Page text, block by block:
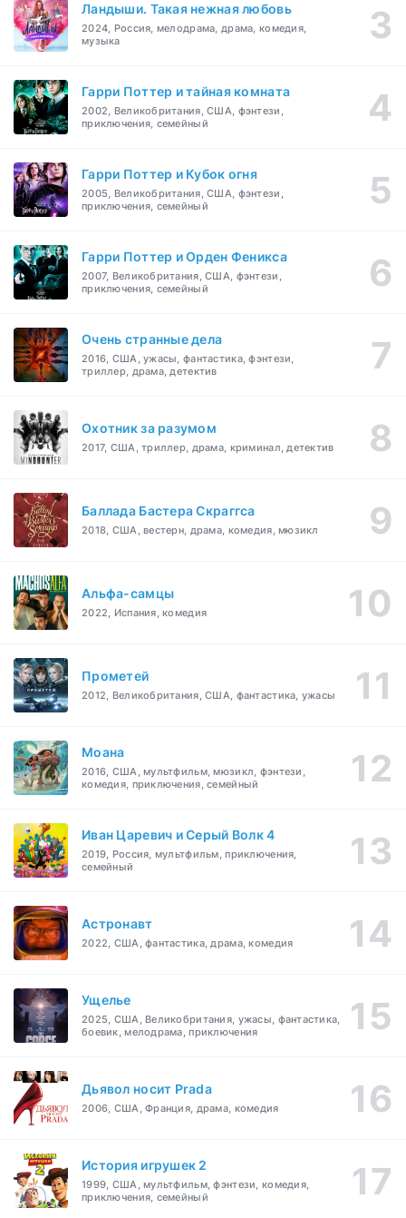
Ландыши. Такая нежная любовь
2024, Россия, мелодрама, драма, комедия,
музыка
Гарри Поттер и тайная комната
2002, Великобритания, США, фэнтези,
приключения, семейный
Гарри Поттер и Кубок огня
2005, Великобритания, США, фэнтези,
приключения, семейный
Гарри Поттер и Орден Феникса
2007, Великобритания, США, фэнтези,
приключения, семейный
Очень странные дела
2016, США, ужасы, фантастика, фэнтези,
триллер, драма, детектив
Охотник за разумом
2017, США, триллер, драма, криминал, детектив
Баллада Бастера Скраггса
2018, США, вестерн, драма, комедия, мюзикл
Альфа-самцы
2022, Испания, комедия
Прометей
2012, Великобритания, США, фантастика, ужасы
Моана
2016, США, мультфильм, мюзикл, фэнтези,
комедия, приключения, семейный
Иван Царевич и Серый Волк 4
2019, Россия, мультфильм, приключения,
семейный
Астронавт
2022, США, фантастика, драма, комедия
Ущелье
2025, США, Великобритания, ужасы, фантастика,
боевик, мелодрама, приключения
Дьявол носит Prada
2006, США, Франция, драма, комедия
История игрушек 2
1999, США, мультфильм, фэнтези, комедия,
приключения, семейный